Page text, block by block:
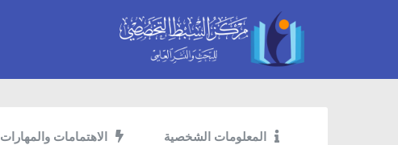
المعلومات الشخصية الاهتمامات والمهارات